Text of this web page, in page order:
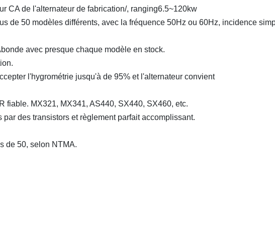
CA de l'alternateur de fabrication/, ranging6.5~120kw
de 50 modèles différents, avec la fréquence 50Hz ou 60Hz, incidence
avec presque chaque modèle en stock.
l'hygrométrie jusqu'à de 95% et l'alternateur convient
fiable. MX321, MX341, AS440, SX440, SX460, etc.
des transistors et règlement parfait accomplissant.
de 50, selon NTMA.